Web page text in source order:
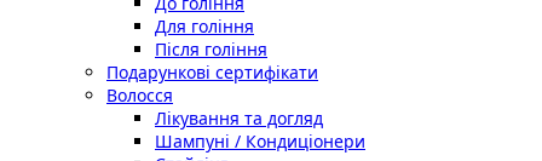
Для гоління
Після гоління
Подарункові сертифікати
Волосся
Лікування та догляд
Шампуні / Кондиціонери